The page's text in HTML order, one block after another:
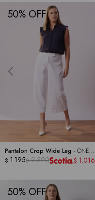
50
Pantalon Crop Wide Leg - ONE 5
ONE
$ 1.195$ 2.390 $ 1.016
50